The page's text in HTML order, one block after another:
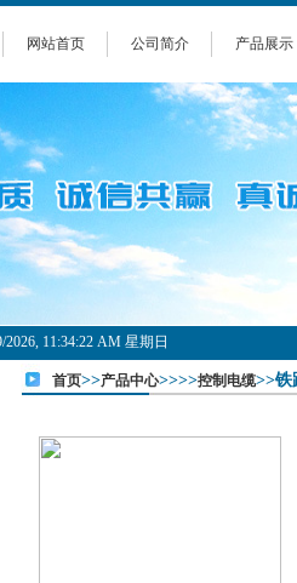
网站首页 公司简介 产品展示
2026, 11:34:22 AM 星期日
首页>>产品中心>>>>控制电缆>>铁